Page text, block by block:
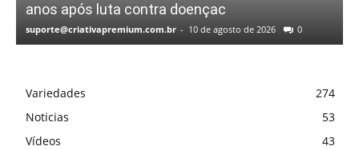
anos após luta contra doençac
suporte@criativapremium.com.br - 10 de agosto de 2026 0
Variedades
274
Noticias
53
Vídeos
43